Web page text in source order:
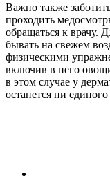
Важно также
проходить
обращаться к врачу.
бывать на свежем
физическими
включив в него
в этом случае у
останется ни